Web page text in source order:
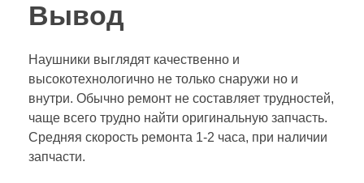
Вывод
Наушники выглядят качественно и
высокотехнологично не только снаружи но и
внутри. Обычно ремонт не составляет трудностей,
чаще всего трудно найти оригинальную запчасть.
Средняя скорость ремонта 1-2 часа, при наличии
запчасти.